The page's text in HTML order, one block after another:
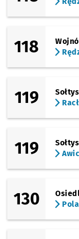
118
119
119
130